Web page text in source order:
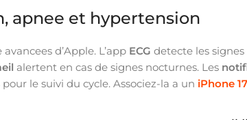
apnee et hypertension
d’Apple. L’app ECG detecte les
alertent en cas de signes nocturnes. Les
le suivi du cycle. Associez-la a un iPhone